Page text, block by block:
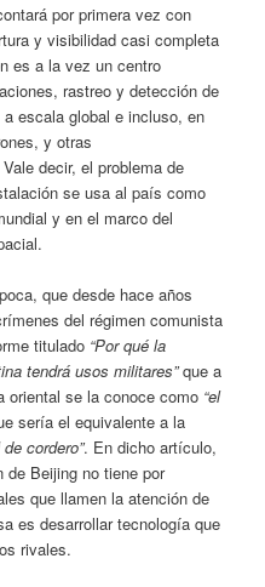
por primera vez con
y visibilidad casi completa
es a la vez un centro
rastreo y detección de
escala global e incluso, en
y otras
decir, el problema de
se usa al país como
y en el marco del
que desde hace años
del régimen comunista
titulado “Por qué la
tendrá usos militares”que a
oriental se la conoce como “el
sería el equivalente a la
cordero”. En dicho artículo,
de Beijing no tiene por
que llamen la atención de
es desarrollar tecnología que
rivales.